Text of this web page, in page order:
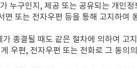
누구인지, 제공 또는 공유되는 개인
또는 전자우편 등을 통해 고지하
종결될 때도 같은 절차에 의하여 고
우편, 전자우편 또는 전화로 그 동의